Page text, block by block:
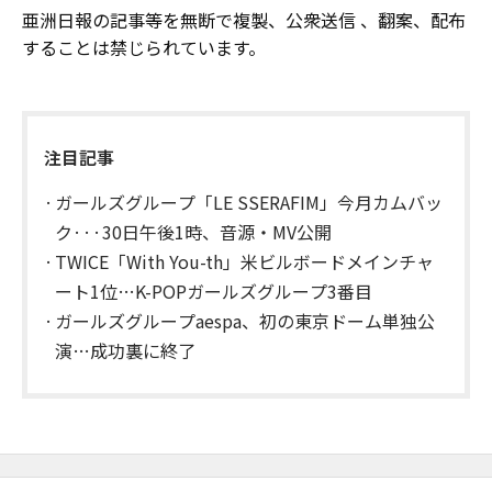
亜洲日報の記事等を無断で複製、公衆送信 、翻案、配布
することは禁じられています。
注目記事
ガールズグループ「LE SSERAFIM」今月カムバッ
ク···30日午後1時、音源・MV公開
TWICE「With You-th」米ビルボードメインチャ
ート1位…K-POPガールズグループ3番目
ガールズグループaespa、初の東京ドーム単独公
演…成功裏に終了